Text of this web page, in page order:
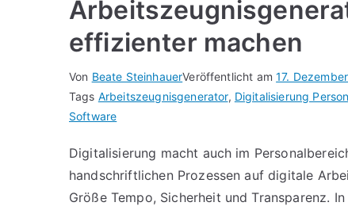
effizienter machen
Von Beate SteinhauerVeröffentlicht am17.
Tags Arbeitszeugnisgenerator, Digitalisierung
Software
Digitalisierung macht auch im
handschriftlichen Prozessen auf digitale
Größe Tempo, Sicherheit und Transparenz.